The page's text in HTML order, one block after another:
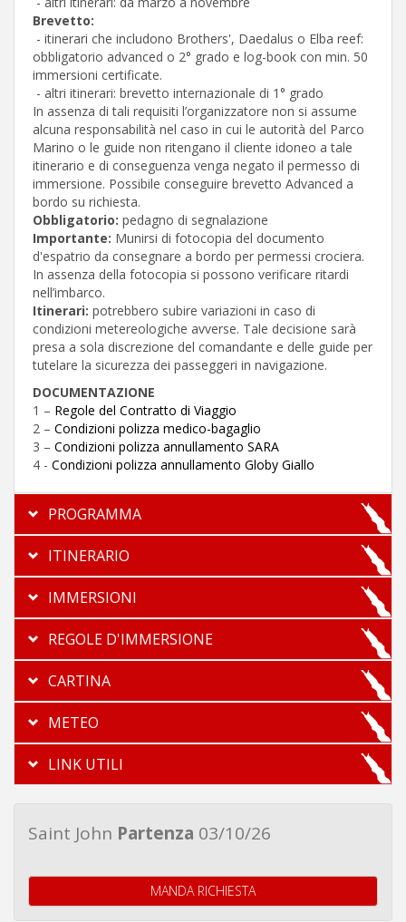
Brevetto:
- itinerari che includono Brothers', Daedalus o Elba reef:
obbligatorio advanced o 2° grado e log-book con min. 50
immersioni certificate.
- altri itinerari: brevetto internazionale di 1° grado
In assenza di tali requisiti l’organizzatore non si assume
alcuna responsabilità nel caso in cui le autorità del Parco
Marino o le guide non ritengano il cliente idoneo a tale
itinerario e di conseguenza venga negato il permesso di
immersione. Possibile conseguire brevetto Advanced a
bordo su richiesta.
Obbligatorio: pedagno di segnalazione
Importante: Munirsi di fotocopia del documento
d'espatrio da consegnare a bordo per permessi crociera.
In assenza della fotocopia si possono verificare ritardi
nell’imbarco.
Itinerari: potrebbero subire variazioni in caso di
condizioni metereologiche avverse. Tale decisione sarà
presa a sola discrezione del comandante e delle guide per
tutelare la sicurezza dei passeggeri in navigazione.
DOCUMENTAZIONE
1 – Regole del Contratto di Viaggio
2 – Condizioni polizza medico-bagaglio
3 – Condizioni polizza annullamento SARA
4 - Condizioni polizza annullamento Globy Giallo
PROGRAMMA
ITINERARIO
IMMERSIONI
REGOLE D'IMMERSIONE
CARTINA
METEO
LINK UTILI
Saint John Partenza 03/10/26
MANDA RICHIESTA